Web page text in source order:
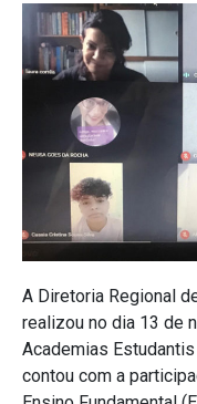
A Diretoria Regional
realizou no dia 13 de
Academias
contou com a